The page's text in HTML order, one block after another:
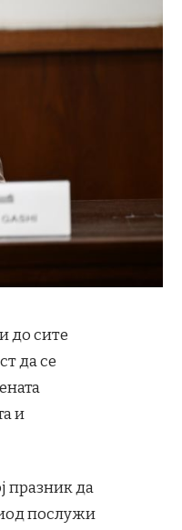
до сите
да се
и
празник да
послужи